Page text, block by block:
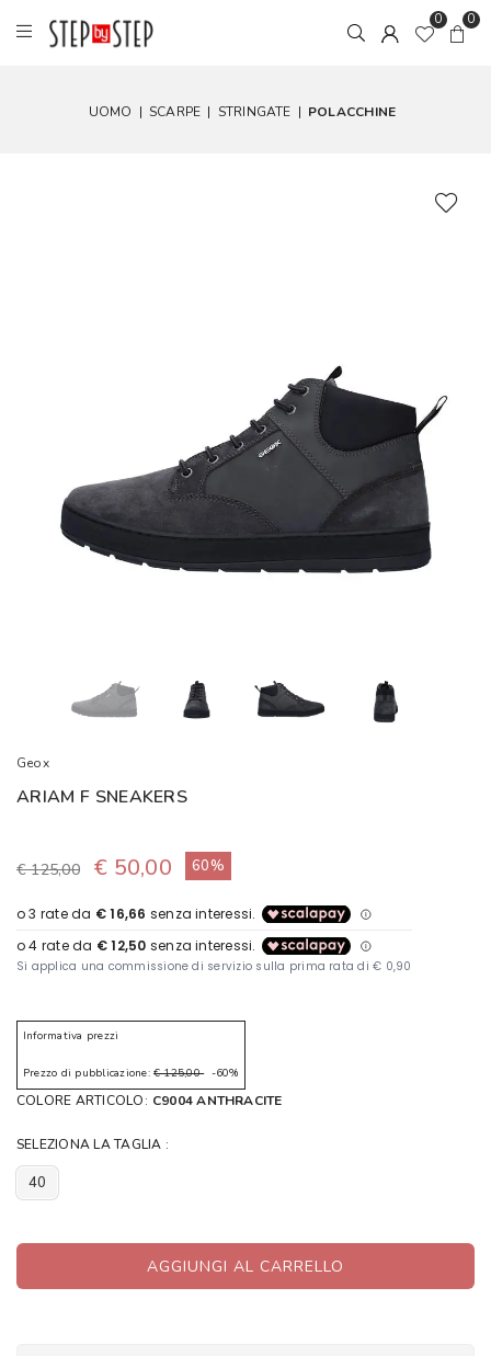
0 0
UOMO | SCARPE | STRINGATE | POLACCHINE
Geox
ARIAM F SNEAKERS
€ 125,00 € 50,00 60%
Informativa prezzi
Prezzo di pubblicazione: € 125,00-60%
COLORE ARTICOLO: C9004 ANTHRACITE
SELEZIONA LA TAGLIA :
40
AGGIUNGI AL CARRELLO